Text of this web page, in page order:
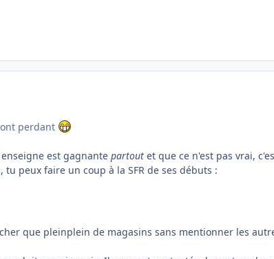
perdant
est gagnante partout et que ce n'est pas vrai,
peux faire un coup à la SFR de ses débuts :
que pleinplein de magasins sans mentionner les